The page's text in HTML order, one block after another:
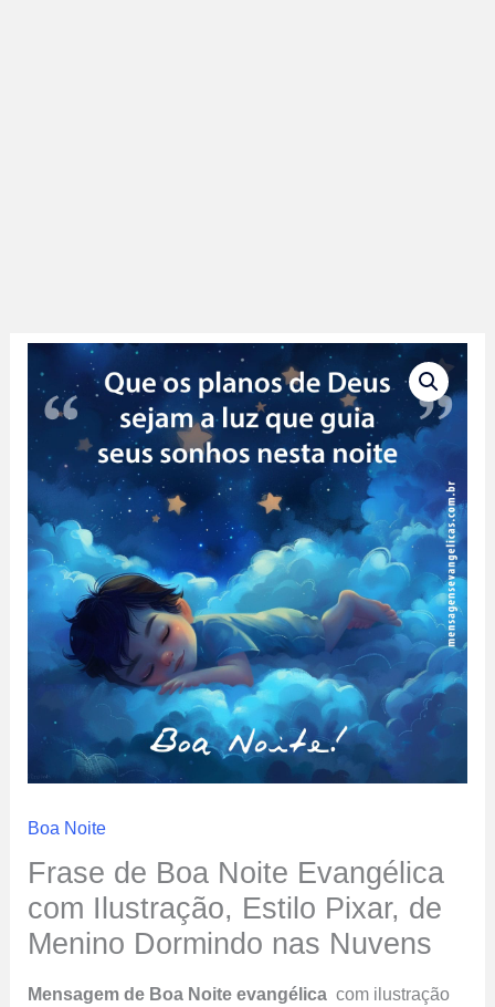
Boa Noite
Frase de Boa Noite Evangélica
com Ilustração, Estilo Pixar, de
Menino Dormindo nas Nuvens
Mensagem de Boa Noite evangélicacom ilustração